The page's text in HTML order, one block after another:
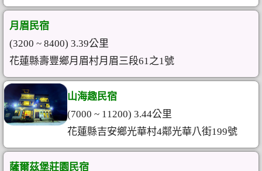
月眉民宿
(3200 ~ 8400) 3.39公里
花蓮縣壽豐鄉月眉村月眉三段61之1號
山海趣民宿
(7000 ~ 11200) 3.44公里
花蓮縣吉安鄉光華村4鄰光華八街199號
薩爾茲堡莊園民宿